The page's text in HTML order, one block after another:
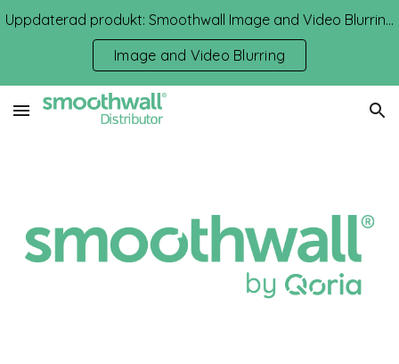
Skip to main content
Uppdaterad produkt: Smoothwall Image and Video Blurring
Image and Video Blurring